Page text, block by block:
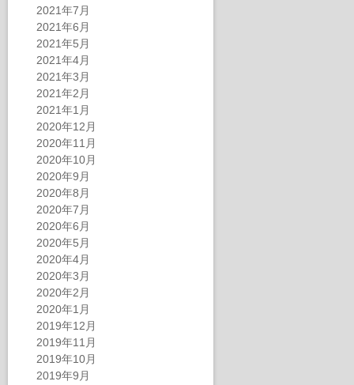
2021年7月
2021年6月
2021年5月
2021年4月
2021年3月
2021年2月
2021年1月
2020年12月
2020年11月
2020年10月
2020年9月
2020年8月
2020年7月
2020年6月
2020年5月
2020年4月
2020年3月
2020年2月
2020年1月
2019年12月
2019年11月
2019年10月
2019年9月